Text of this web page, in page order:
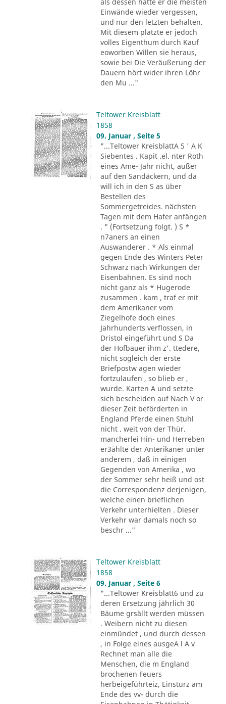
als dessen hatte er die meisten
Einwände wieder vergessen,
und nur den letzten behalten.
Mit diesem platzte er jedoch
volles Eigenthum durch Kauf
eoworben Willen sie heraus,
sowie bei Die Veräußerung der
Dauern hört wider ihren Löhr
den Mu ..."
Teltower Kreisblatt
1858
09. Januar , Seite 5
"...Teltower KreisblattA 5 ' A K
Siebentes . Kapit .el. nter Roth
eines Ame- Jahr nicht, außer
auf den Sandäckern, und da
will ich in den S as über
Bestellen des
Sommergetreides. nächsten
Tagen mit dem Hafer anfängen
. " (Fortsetzung folgt. ) S *
n7aners an einen
Auswanderer . * Als einmal
gegen Ende des Winters Peter
Schwarz nach Wirkungen der
Eisenbahnen. Es sind noch
nicht ganz als * Hugerode
zusammen . kam , traf er mit
dem Amerikaner vom
Ziegelhofe doch eines
Jahrhunderts verflossen, in
Dristol eingeführt und S Da
der Hofbauer ihm z'. ttedere,
nicht sogleich der erste
Briefpostw agen wieder
fortzulaufen , so blieb er ,
wurde. Karten A und setzte
sich bescheiden auf Nach V or
dieser Zeit beförderten in
England Pferde einen Stuhl
nicht . weit von der Thür.
mancherlei Hin- und Herreben
er3ählte der Anterikaner unter
anderem , daß in einigen
Gegenden von Amerika , wo
der Sommer sehr heiß und ost
die Correspondenz derjenigen,
welche einen brieflichen
Verkehr unterhielten . Dieser
Verkehr war damals noch so
beschr ..."
Teltower Kreisblatt
1858
09. Januar , Seite 6
"...Teltower Kreisblatt6 und zu
deren Ersetzung jährlich 30
Bäume grsällt werden müssen
. Weibern nicht zu diesen
einmündet , und durch dessen
, in Folge eines ausgeA l A v
Rechnet man alle die
Menschen, die m England
brochenen Feuers
herbeigeführteiz, Einsturz am
Ende des vv- durch die